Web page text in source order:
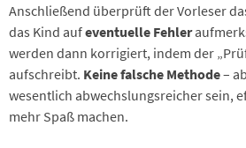
Anschließend überprüft der Vorleser
das Kind aufeventuelle Fehler
werden dann korrigiert, indem der
aufschreibt. Keine falsche Methode–
wesentlich abwechslungsreicher sein,
mehr Spaß machen.